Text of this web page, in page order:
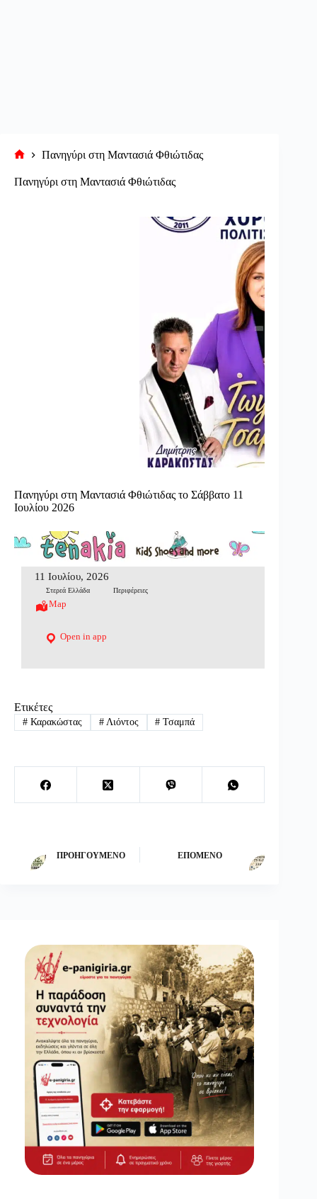
σελίδα
Πανηγύρι στη Μαντασιά Φθιώτιδας
Πανηγύρι στη Μαντασιά Φθιώτιδας
Πανηγύρι στη Μαντασιά Φθιώτιδας το Σάββατο 11
Ιουλίου 2026
11 Ιουλίου, 2026
Στερεά Ελλάδα Περιφέρειες
Map
Open in app
Ετικέτες
#Καρακώστας #Λιόντος # Τσαμπά
ΠΡΟΗΓΟΎΜΕΝΟ ΕΠΌΜΕΝΟ